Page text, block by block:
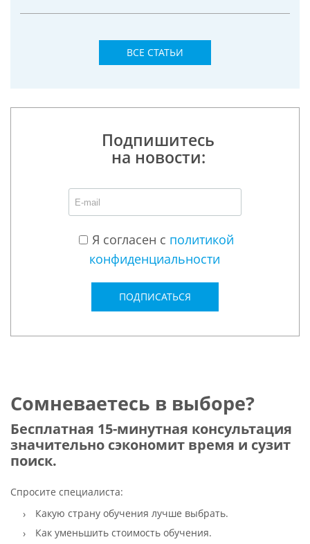
ВСЕ СТАТЬИ
Подпишитесь
на новости:
Я согласен с политикой
конфиденциальности
ПОДПИСАТЬСЯ
Сомневаетесь в выборе?
Бесплатная 15-минутная консультация
значительно сэкономит время и сузит
поиск.
Спросите специалиста:
Какую страну обучения лучше выбрать.
Как уменьшить стоимость обучения.